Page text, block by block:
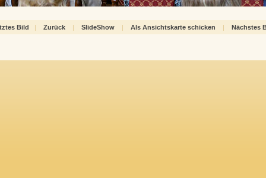
Bild | Zurück | SlideShow | Als Ansichtskarte schicken | Nächstes